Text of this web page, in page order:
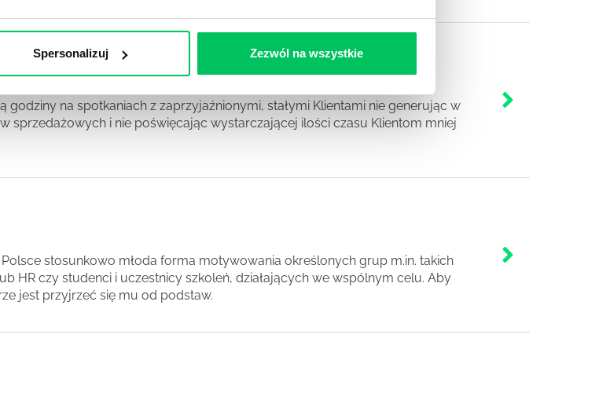
Spersonalizuj Zezwól na wszystkie
SWÓJ CZAS NA KLIENTÓW.
godziny na spotkaniach z zaprzyjaźnionymi, stałymi Klientami nie generując w
sprzedażowych i nie poświęcając wystarczającej ilości czasu Klientom mniej
stosunkowo młoda forma motywowania określonych grup m.in. takich
HR czy studenci i uczestnicy szkoleń, działających we wspólnym celu. Aby
jest przyjrzeć się mu od podstaw.